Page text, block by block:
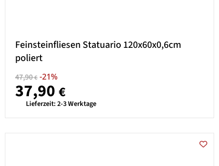
Feinsteinfliesen Statuario 120x60x0,6cm
poliert
47,90€ -21%
37,90 €
Lieferzeit:2-3 Werktage